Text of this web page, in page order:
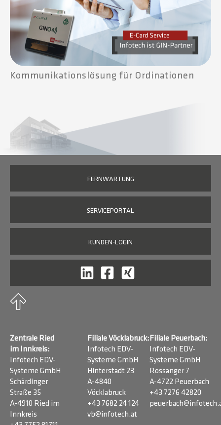
Kommunikationslösung für Ordinationen
FERNWARTUNG
SERVICEPORTAL
KUNDEN-LOGIN
Zentrale Ried
im Innkreis:
Infotech EDV-
Systeme GmbH
Schärdinger
Straße 35
A-4910 Ried im
Innkreis
Filiale Vöcklabruck:
Infotech EDV-
Systeme GmbH
Hinterstadt 23
A-4840
Vöcklabruck
+43 7682 24 124
vb@infotech.at
Filiale Peuerbach:
Infotech EDV-
Systeme GmbH
Rossanger 7
A-4722 Peuerbach
+43 7276 42820